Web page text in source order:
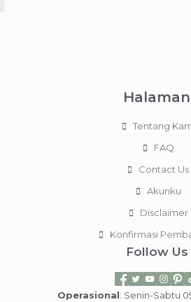
Halaman
Tentang
FAQ
Contact Us
Akunku
Disclaimer
Konfirmasi
Follow Us
Operasional: Senin-Sabtu